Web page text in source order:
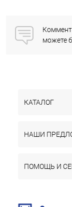
можете
КАТАЛОГ
НАШИ
ПОМОЩЬ И